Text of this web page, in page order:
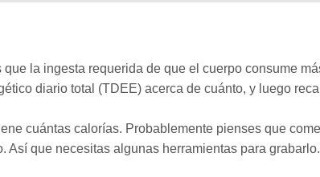
la ingesta requerida de que el cuerpo consume
diario total (TDEE) acerca de cuánto, y luego
cuántas calorías. Probablemente pienses que
que necesitas algunas herramientas para